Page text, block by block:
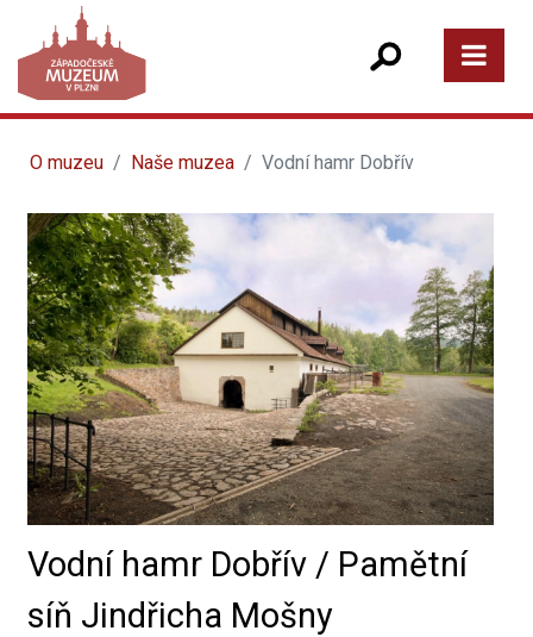
O muzeu Naše muzea Vodní hamr Dobřív
Vodní hamr Dobřív / Pamětní
síň Jindřicha Mošny